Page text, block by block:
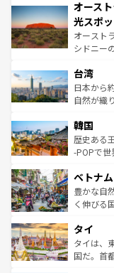
部のニュ
文化が魅
しみなが
るだろう
情報は
ワイ島は
島だが、
おすすめ
文化や歴
人々、お
ク、伝統
っている
はコンテ
オース
光スポ
オースト
シドニー
リアリー
ク）、タ
ど、見ど
いる。ア
ビング、
い。オー
参照して
台湾
日本から
自然が織
ン）、静
と山間の
驚きをも
容にもい
照してほ
韓国
歴史ある
-POPで世
き、地方
できる。
まで、さ
リティに
覧を参照
ベトナム
豊かな自
く伸びる
急速な発
ーチミン
醸し出し
タイ
タイは、
国だ。首